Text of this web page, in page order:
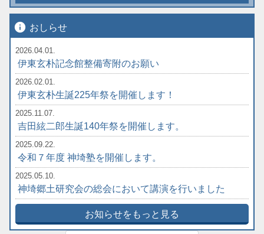
info おしらせ
2026.04.01.
伊東玄朴記念館整備寄附のお願い
2026.02.01.
伊東玄朴生誕225年祭を開催します！
2025.11.07.
吉田絃二郎生誕140年祭を開催します。
2025.09.22.
令和７年度 神埼塾を開催します。
2025.05.10.
神埼郷土研究会の総会において講演を行いました
お知らせをもっと見る